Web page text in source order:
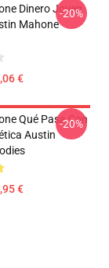
Dinero Joven
Mahone
€
-20%
Qué Pasa Con
Austin
€
-20%